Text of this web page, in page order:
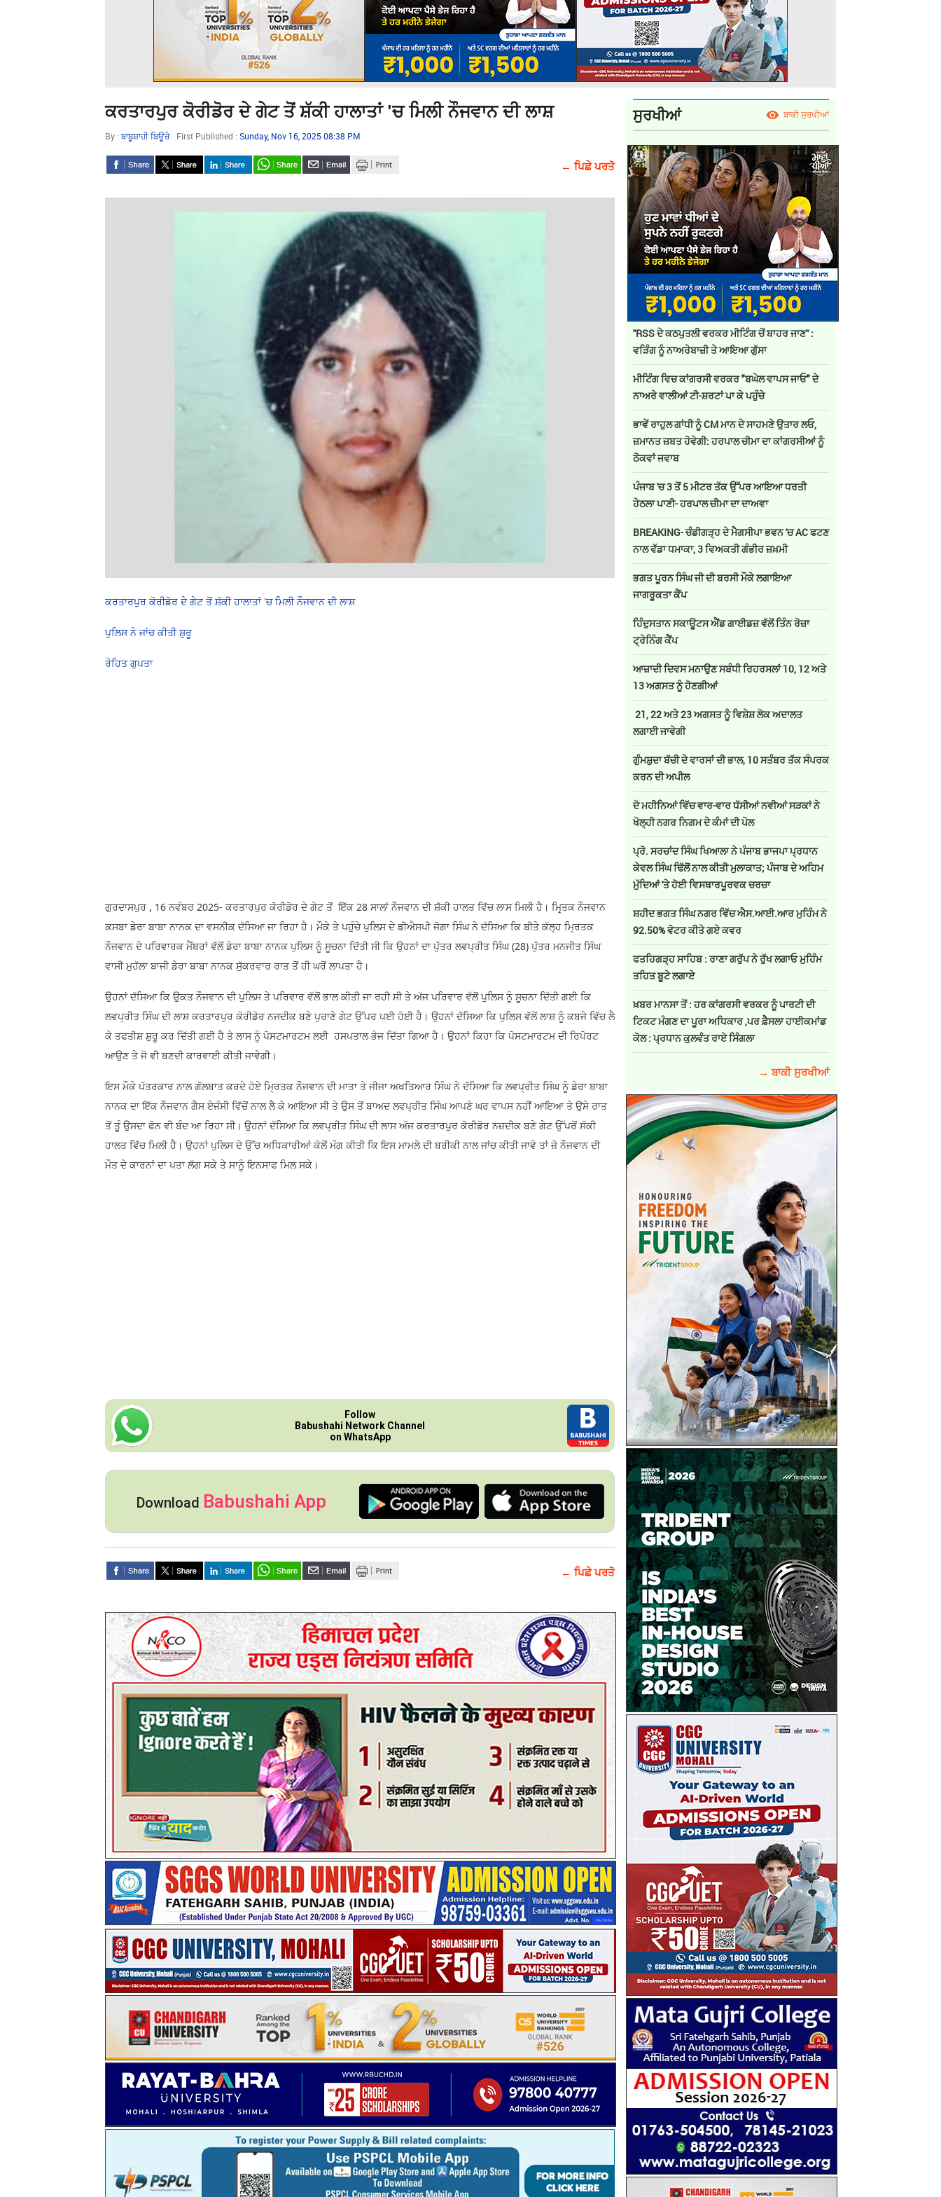
ਕਰਤਾਰਪੁਰ ਕੋਰੀਡੋਰ ਦੇ ਗੇਟ ਤੋਂ ਸ਼ੱਕੀ ਹਾਲਾਤਾਂ 'ਚ ਮਿਲੀ ਨੌਜਵਾਨ ਦੀ ਲਾਸ਼
By : ਬਾਬੂਸ਼ਾਹੀ ਬਿਊਰੋ First Published : Sunday, Nov 16, 2025 08:38 PM
← ਪਿਛੇ ਪਰਤੋ
ਕਰਤਾਰਪੁਰ ਕੋਰੀਡੋਰ ਦੇ ਗੇਟ ਤੋਂ ਸ਼ੱਕੀ ਹਾਲਾਤਾਂ 'ਚ ਮਿਲੀ ਨੌਜਵਾਨ ਦੀ ਲਾਸ਼
ਪੁਲਿਸ ਨੇ ਜਾਂਚ ਕੀਤੀ ਸ਼ੁਰੂ
ਰੋਹਿਤ ਗੁਪਤਾ
ਗੁਰਦਾਸਪੁਰ , 16 ਨਵੰਬਰ 2025- ਕਰਤਾਰਪੁਰ ਕੋਰੀਡੋਰ ਦੇ ਗੇਟ ਤੋਂ ਇੱਕ 28 ਸਾਲਾਂ ਨੌਜਵਾਨ ਦੀ ਸ਼ੱਕੀ ਹਾਲਤ ਵਿੱਚ ਲਾਸ ਮਿਲੀ ਹੈ। ਮਿਰ੍ਤਕ ਨੌਜਵਾਨ
ਕਸਬਾ ਡੇਰਾ ਬਾਬਾ ਨਾਨਕ ਦਾ ਵਸਨੀਕ ਦੱਸਿਆ ਜਾ ਰਿਹਾ ਹੈ। ਮੌਕੇ ਤੇ ਪਹੁੰਚੇ ਪੁਲਿਸ ਦੇ ਡੀਐਸਪੀ ਜੋਗਾ ਸਿੰਘ ਨੇ ਦੱਸਿਆ ਕਿ ਬੀਤੇ ਕੱਲ੍ਹ ਮ੍ਰਿਤਕ
ਨੌਜਵਾਨ ਦੇ ਪਰਿਵਾਰਕ ਮੈਂਬਰਾਂ ਵੱਲੋਂ ਡੇਰਾ ਬਾਬਾ ਨਾਨਕ ਪੁਲਿਸ ਨੂੰ ਸੂਚਨਾ ਦਿੱਤੀ ਸੀ ਕਿ ਉਹਨਾਂ ਦਾ ਪੁੱਤਰ ਲਵਪ੍ਰੀਤ ਸਿੰਘ (28) ਪੁੱਤਰ ਮਨਜੀਤ ਸਿੰਘ
ਵਾਸੀ ਮੁਹੱਲਾ ਬਾਜੀ ਡੇਰਾ ਬਾਬਾ ਨਾਨਕ ਸੁੱਕਰਵਾਰ ਰਾਤ ਤੋਂ ਹੀ ਘਰੋਂ ਲਾਪਤਾ ਹੈ।
ਉਹਨਾਂ ਦੱਸਿਆ ਕਿ ਉਕਤ ਨੌਜਵਾਨ ਦੀ ਪੁਲਿਸ ਤੇ ਪਰਿਵਾਰ ਵੱਲੋਂ ਭਾਲ ਕੀਤੀ ਜਾ ਰਹੀ ਸੀ ਤੇ ਅੱਜ ਪਰਿਵਾਰ ਵੱਲੋਂ ਪੁਲਿਸ ਨੂੰ ਸੂਚਨਾ ਦਿੱਤੀ ਗਈ ਕਿ
ਲਵਪ੍ਰੀਤ ਸਿੰਘ ਦੀ ਲਾਸ਼ ਕਰਤਾਰਪੁਰ ਕੋਰੀਡੋਰ ਨਜਦੀਕ ਬਣੇ ਪੁਰਾਣੇ ਗੇਟ ਉੱਪਰ ਪਈ ਹੋਈ ਹੈ। ਉਹਨਾਂ ਦੱਸਿਆ ਕਿ ਪੁਲਿਸ ਵੱਲੋਂ ਲਾਸ਼ ਨੂੰ ਕਬਜੇ ਵਿੱਚ ਲੈ
ਕੇ ਤਫਤੀਸ਼ ਸ਼ੁਰੂ ਕਰ ਦਿੱਤੀ ਗਈ ਹੈ ਤੇ ਲਾਸ ਨੂੰ ਪੋਸਟਮਾਰਟਮ ਲਈ ਹਸਪਤਾਲ ਭੇਜ ਦਿੱਤਾ ਗਿਆ ਹੈ। ਉਹਨਾਂ ਕਿਹਾ ਕਿ ਪੋਸਟਮਾਰਟਮ ਦੀ ਰਿਪੋਰਟ
ਆਉਣ ਤੇ ਜੋ ਵੀ ਬਣਦੀ ਕਾਰਵਾਈ ਕੀਤੀ ਜਾਵੇਗੀ।
ਇਸ ਮੌਕੇ ਪੱਤਰਕਾਰ ਨਾਲ ਗੱਲਬਾਤ ਕਰਦੇ ਹੋਏ ਮ੍ਰਿਤਕ ਨੌਜਵਾਨ ਦੀ ਮਾਤਾ ਤੇ ਜੀਜਾ ਅਖਤਿਆਰ ਸਿੰਘ ਨੇ ਦੱਸਿਆ ਕਿ ਲਵਪ੍ਰੀਤ ਸਿੰਘ ਨੂੰ ਡੇਰਾ ਬਾਬਾ
ਨਾਨਕ ਦਾ ਇੱਕ ਨੌਜਵਾਨ ਗੈਸ ਏਜੰਸੀ ਵਿੱਚੋਂ ਨਾਲ ਲੈ ਕੇ ਆਇਆ ਸੀ ਤੇ ਉਸ ਤੋਂ ਬਾਅਦ ਲਵਪ੍ਰੀਤ ਸਿੰਘ ਆਪਣੇ ਘਰ ਵਾਪਸ ਨਹੀਂ ਆਇਆ ਤੇ ਉਸੇ ਰਾਤ
ਤੋਂ ਤੂੰ ਉਸਦਾ ਫੋਨ ਵੀ ਬੰਦ ਆ ਰਿਹਾ ਸੀ। ਉਹਨਾਂ ਦੱਸਿਆ ਕਿ ਲਵਪ੍ਰੀਤ ਸਿੰਘ ਦੀ ਲਾਸ ਅੱਜ ਕਰਤਾਰਪੁਰ ਕੋਰੀਡੋਰ ਨਜ਼ਦੀਕ ਬਣੇ ਗੇਟ ਉੱਪਰੋਂ ਸੱਕੀ
ਹਾਲਤ ਵਿੱਚ ਮਿਲੀ ਹੈ। ਉਹਨਾਂ ਪੁਲਿਸ ਦੇ ਉੱਚ ਅਧਿਕਾਰੀਆਂ ਕੋਲੋਂ ਮੰਗ ਕੀਤੀ ਕਿ ਇਸ ਮਾਮਲੇ ਦੀ ਬਰੀਕੀ ਨਾਲ ਜਾਂਚ ਕੀਤੀ ਜਾਵੇ ਤਾਂ ਜ਼ੋ ਨੌਜਵਾਨ ਦੀ
ਮੌਤ ਦੇ ਕਾਰਨਾਂ ਦਾ ਪਤਾ ਲੱਗ ਸਕੇ ਤੇ ਸਾਨੂੰ ਇਨਸਾਫ ਮਿਲ ਸਕੇ।
Follow
Babushahi Network Channel
on WhatsApp
Download Babushahi App
← ਪਿਛੇ ਪਰਤੋ
ਸੁਰਖੀਆਂ ਬਾਕੀ ਸੁਰਖੀਆਂ
''RSS ਦੇ ਕਠਪੁਤਲੀ ਵਰਕਰ ਮੀਟਿੰਗ ਚੋਂ ਬਾਹਰ ਜਾਣ'' :
ਵੜਿੰਗ ਨੂੰ ਨਾਅਰੇਬਾਜ਼ੀ ਤੇ ਆਇਆ ਗੁੱਸਾ
ਮੀਟਿੰਗ ਵਿਚ ਕਾਂਗਰਸੀ ਵਰਕਰ "ਬਘੇਲ ਵਾਪਸ ਜਾਓ" ਦੇ
ਨਾਅਰੇ ਵਾਲੀਆਂ ਟੀ-ਸ਼ਰਟਾਂ ਪਾ ਕੇ ਪਹੁੰਚੇ
ਭਾਵੇਂ ਰਾਹੁਲ ਗਾਂਧੀ ਨੂੰ CM ਮਾਨ ਦੇ ਸਾਹਮਣੇ ਉਤਾਰ ਲਓ,
ਜ਼ਮਾਨਤ ਜ਼ਬਤ ਹੋਵੇਗੀ: ਹਰਪਾਲ ਚੀਮਾ ਦਾ ਕਾਂਗਰਸੀਆਂ ਨੂੰ
ਠੋਕਵਾਂ ਜਵਾਬ
ਪੰਜਾਬ 'ਚ 3 ਤੋਂ 5 ਮੀਟਰ ਤੱਕ ਉੱਪਰ ਆਇਆ ਧਰਤੀ
ਹੇਠਲਾ ਪਾਣੀ- ਹਰਪਾਲ ਚੀਮਾ ਦਾ ਦਾਅਵਾ
BREAKING- ਚੰਡੀਗੜ੍ਹ ਦੇ ਮੈਗਸੀਪਾ ਭਵਨ 'ਚ AC ਫਟਣ
ਨਾਲ ਵੱਡਾ ਧਮਾਕਾ, 3 ਵਿਅਕਤੀ ਗੰਭੀਰ ਜ਼ਖ਼ਮੀ
ਭਗਤ ਪੂਰਨ ਸਿੰਘ ਜੀ ਦੀ ਬਰਸੀ ਮੌਕੇ ਲਗਾਇਆ
ਜਾਗਰੂਕਤਾ ਕੈਂਪ
ਹਿੰਦੁਸਤਾਨ ਸਕਾਊਟਸ ਐਂਡ ਗਾਈਡਜ਼ ਵੱਲੋਂ ਤਿੰਨ ਰੋਜ਼ਾ
ਟ੍ਰੇਨਿੰਗ ਕੈਂਪ
ਆਜ਼ਾਦੀ ਦਿਵਸ ਮਨਾਉਣ ਸਬੰਧੀ ਰਿਹਰਸਲਾਂ 10, 12 ਅਤੇ
13 ਅਗਸਤ ਨੂੰ ਹੋਣਗੀਆਂ
21, 22 ਅਤੇ 23 ਅਗਸਤ ਨੂੰ ਵਿਸ਼ੇਸ਼ ਲੋਕ ਅਦਾਲਤ
ਲਗਾਈ ਜਾਵੇਗੀ
ਗੁੰਮਸ਼ੁਦਾ ਬੱਚੀ ਦੇ ਵਾਰਸਾਂ ਦੀ ਭਾਲ, 10 ਸਤੰਬਰ ਤੱਕ ਸੰਪਰਕ
ਕਰਨ ਦੀ ਅਪੀਲ
ਦੋ ਮਹੀਨਿਆਂ ਵਿੱਚ ਵਾਰ-ਵਾਰ ਧੱਸੀਆਂ ਨਵੀਆਂ ਸੜਕਾਂ ਨੇ
ਖੋਲ੍ਹੀ ਨਗਰ ਨਿਗਮ ਦੇ ਕੰਮਾਂ ਦੀ ਪੋਲ
ਪ੍ਰੋ. ਸਰਚਾਂਦ ਸਿੰਘ ਖਿਆਲਾ ਨੇ ਪੰਜਾਬ ਭਾਜਪਾ ਪ੍ਰਧਾਨ
ਕੇਵਲ ਸਿੰਘ ਢਿੱਲੋਂ ਨਾਲ ਕੀਤੀ ਮੁਲਾਕਾਤ; ਪੰਜਾਬ ਦੇ ਅਹਿਮ
ਮੁੱਦਿਆਂ 'ਤੇ ਹੋਈ ਵਿਸਥਾਰਪੂਰਵਕ ਚਰਚਾ
ਸ਼ਹੀਦ ਭਗਤ ਸਿੰਘ ਨਗਰ ਵਿੱਚ ਐਸ.ਆਈ.ਆਰ ਮੁਹਿੰਮ ਨੇ
92.50% ਵੋਟਰ ਕੀਤੇ ਗਏ ਕਵਰ
ਫਤਹਿਗੜ੍ਹ ਸਾਹਿਬ : ਰਾਣਾ ਗਰੁੱਪ ਨੇ ਰੁੱਖ ਲਗਾਓ ਮੁਹਿੰਮ
ਤਹਿਤ ਬੂਟੇ ਲਗਾਏ
ਖ਼ਬਰ ਮਾਨਸਾ ਤੋਂ : ਹਰ ਕਾਂਗਰਸੀ ਵਰਕਰ ਨੂੰ ਪਾਰਟੀ ਦੀ
ਟਿਕਟ ਮੰਗਣ ਦਾ ਪੂਰਾ ਅਧਿਕਾਰ ,ਪਰ ਫ਼ੈਸਲਾ ਹਾਈਕਮਾਂਡ
ਕੋਲ : ਪ੍ਰਧਾਨ ਕੁਲਵੰਤ ਰਾਏ ਸਿੰਗਲਾ
→ ਬਾਕੀ ਸੁਰਖੀਆਂ